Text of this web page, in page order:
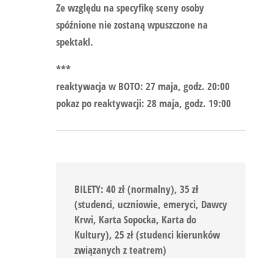
Ze względu na specyfikę sceny osoby
spóźnione nie zostaną wpuszczone na
spektakl.
***
reaktywacja w BOTO: 27 maja, godz. 20:00
pokaz po reaktywacji: 28 maja, godz. 19:00
BILETY: 40 zł (normalny), 35 zł
(studenci, uczniowie, emeryci, Dawcy
Krwi, Karta Sopocka, Karta do
Kultury), 25 zł (studenci kierunków
związanych z teatrem)